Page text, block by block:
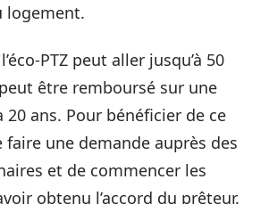
logement.
PTZ peut aller jusqu’à 50
être remboursé sur une
20 ans. Pour bénéficier de ce
une demande auprès des
et de commencer les
obtenu l’accord du prêteur.